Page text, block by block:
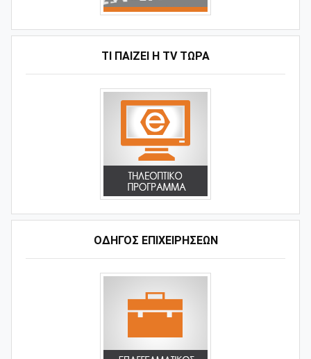
ΤΙ ΠΑΊΖΕΙ Η ΤV ΤΏΡΑ
ΟΔΗΓΌΣ ΕΠΙΧΕΙΡΉΣΕΩΝ